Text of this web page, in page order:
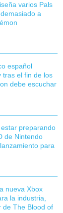
varios Pals
a
español
tras el fin de los
debe escuchar
preparando
de Nintendo
para
nueva Xbox
la industria,
de The Blood of